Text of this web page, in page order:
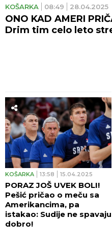
KOŠARKA 08:49 28.04.2025
ONO KAD AMERI
Drim tim celo leto
KOŠARKA 13:58 15.04.2025
PORAZ JOŠ UVEK BOLI!
Pešić pričao o meču sa
Amerikancima, pa
istakao: Sudije ne spavaju
dobro!